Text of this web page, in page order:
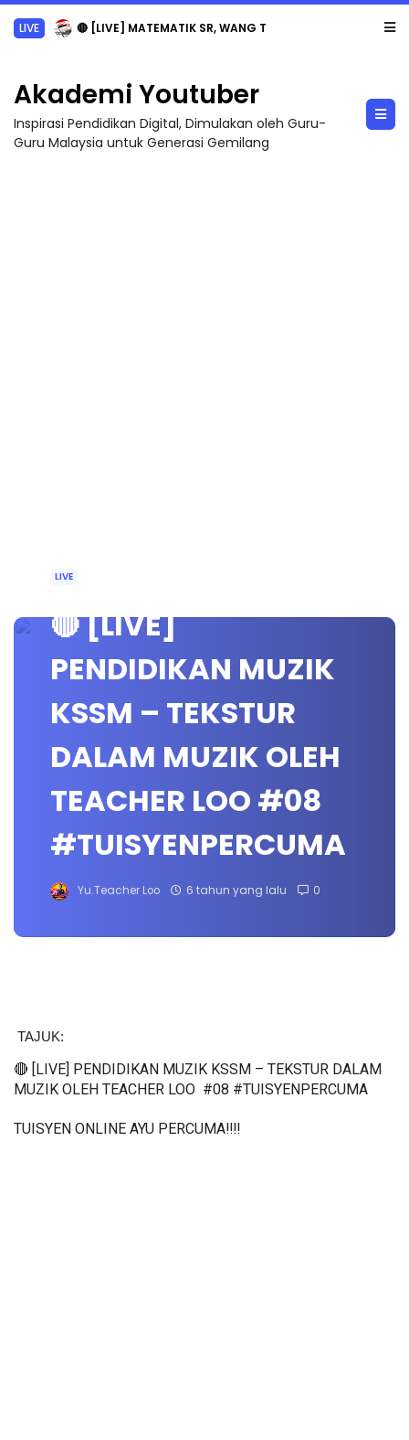
LIVE 🔴 [LIVE] MATEMATIK SR, WANG TAHUN 6 OLEH CIKGU ANITA #ALLINONE #141 #...
Akademi Youtuber
Inspirasi Pendidikan Digital, Dimulakan oleh Guru-
Guru Malaysia untuk Generasi Gemilang
LIVE
🔴 [LIVE]
PENDIDIKAN MUZIK
KSSM – TEKSTUR
DALAM MUZIK OLEH
TEACHER LOO #08
#TUISYENPERCUMA
Yu.Teacher Loo 6 tahun yang lalu 0
TAJUK:
🔴 [LIVE] PENDIDIKAN MUZIK KSSM – TEKSTUR DALAM
MUZIK OLEH TEACHER LOO  #08 #TUISYENPERCUMA
TUISYEN ONLINE AYU PERCUMA‼️‼️